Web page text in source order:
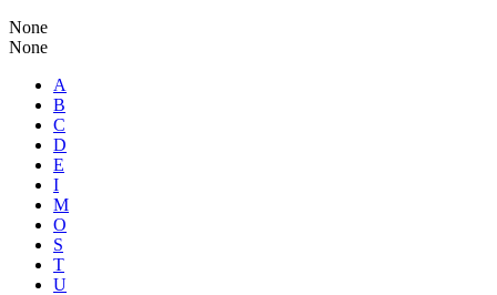
None
None
A
B
C
D
E
I
M
O
S
T
U